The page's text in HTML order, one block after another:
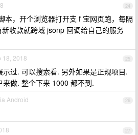
24
本，开个浏览器打开支 f 宝网页跑，每隔
收款就跨域 jsonp 回调给自己的服务
25
18, 2018
过. 可以搜索看. 另外如果是正规项目.
做. 整个下来 1000 都不到.
26
Android
27